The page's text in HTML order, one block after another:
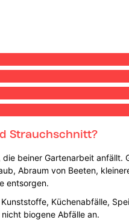
Strauchschnitt?
beiner Gartenarbeit
Abraum von Beeten,
entsorgen.
Küchenabfälle,
biogene Abfälle an.